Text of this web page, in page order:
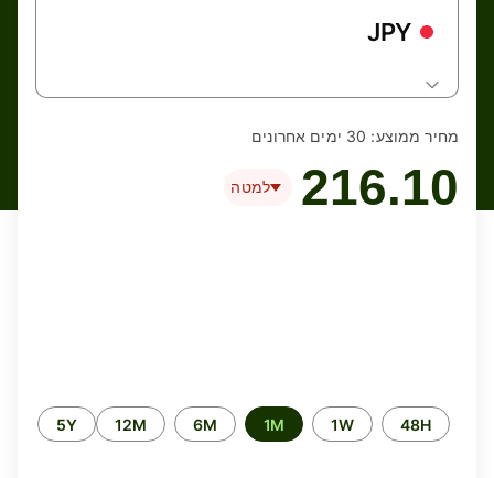
JPY
מחיר ממוצע: 30 ימים אחרונים
216.10 למטה
Time
period
48H
1W
1M
6M
12M
5Y